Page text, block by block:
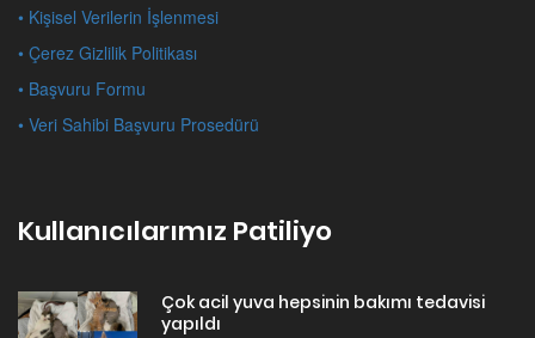
• Kişisel Verilerin İşlenmesi
• Çerez Gizlilik Politikası
• Başvuru Formu
• Veri Sahibi Başvuru Prosedürü
Kullanıcılarımız Patiliyo
Çok acil yuva hepsinin bakımı tedavisi
yapıldı